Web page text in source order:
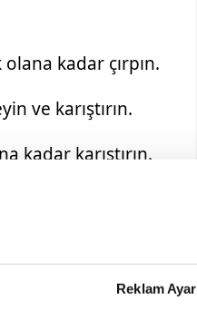
Reklam
kadar çırpın.
ve karıştırın.
kadar karıştırın.